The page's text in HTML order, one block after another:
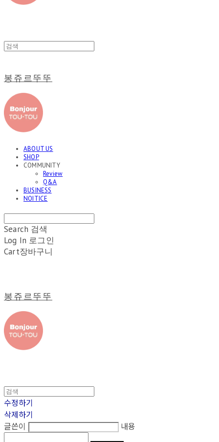
봉쥬르뚜뚜
ABOUT US
SHOP
COMMUNITY
Review
Q&A
BUSINESS
NOITICE
Search 검색
Log In 로그인
Cart장바구니
봉쥬르뚜뚜
수정하기
삭제하기
글쓴이
내용